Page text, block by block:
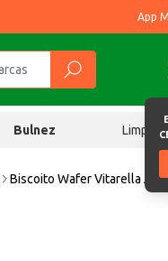
App
Bulnez Limpeza
Biscoito Wafer Vitarella